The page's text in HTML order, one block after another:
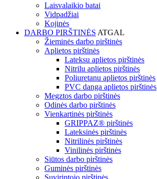
Laisvalaikio batai
Vidpadžiai
Kojinės
DARBO PIRŠTINĖS ATGAL
Žieminės darbo pirštinės
Aplietos pirštinės
Lateksu aplietos pirštinės
Nitrilu aplietos pirštinės
Poliuretanu aplietos pirštinės
PVC danga aplietos pirštinės
Megztos darbo pirštinės
Odinės darbo pirštinės
Vienkartinės pirštinės
GRIPPAZ® pirštinės
Lateksinės pirštinės
Nitrilinės pirštinės
Vinilinės pirštinės
Siūtos darbo pirštinės
Guminės pirštinės
Suvirintojo pirštinės